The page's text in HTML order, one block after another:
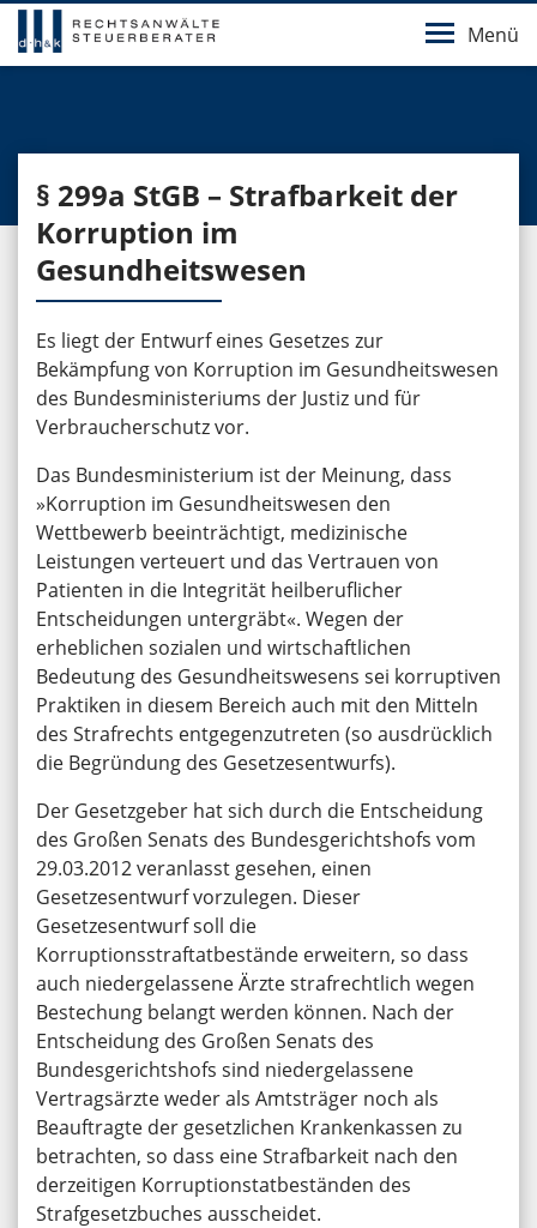
Menü
§ 299a StGB – Strafbarkeit der
Korruption im
Gesundheitswesen
Es liegt der Entwurf eines Gesetzes zur
Bekämpfung von Korruption im Gesundheitswesen
des Bundesministeriums der Justiz und für
Verbraucherschutz vor.
Das Bundesministerium ist der Meinung, dass
»Korruption im Gesundheitswesen den
Wettbewerb beeinträchtigt, medizinische
Leistungen verteuert und das Vertrauen von
Patienten in die Integrität heilberuflicher
Entscheidungen untergräbt«. Wegen der
erheblichen sozialen und wirtschaftlichen
Bedeutung des Gesundheitswesens sei korruptiven
Praktiken in diesem Bereich auch mit den Mitteln
des Strafrechts entgegenzutreten (so ausdrücklich
die Begründung des Gesetzesentwurfs).
Der Gesetzgeber hat sich durch die Entscheidung
des Großen Senats des Bundesgerichtshofs vom
29.03.2012 veranlasst gesehen, einen
Gesetzesentwurf vorzulegen. Dieser
Gesetzesentwurf soll die
Korruptionsstraftatbestände erweitern, so dass
auch niedergelassene Ärzte strafrechtlich wegen
Bestechung belangt werden können. Nach der
Entscheidung des Großen Senats des
Bundesgerichtshofs sind niedergelassene
Vertragsärzte weder als Amtsträger noch als
Beauftragte der gesetzlichen Krankenkassen zu
betrachten, so dass eine Strafbarkeit nach den
derzeitigen Korruptionstatbeständen des
Strafgesetzbuches ausscheidet.